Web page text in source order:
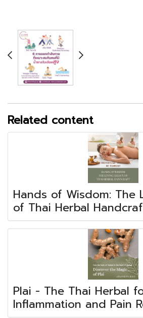
Related content
Hands of Wisdom: The
of Thai Herbal
Plai - The Thai Herbal
Inflammation and Pain